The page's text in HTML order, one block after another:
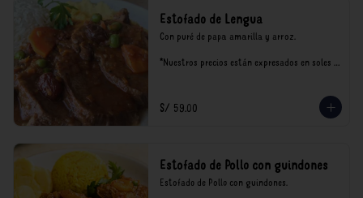
Estofado de Lengua
Con puré de papa amarilla y arroz.
*Nuestros precios están expresados en soles e
S/ 59.00
Estofado de Pollo con guindones
Estofado de Pollo con guindones.